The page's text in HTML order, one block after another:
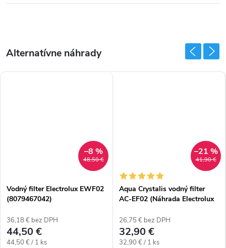
48,50 €
–8 %
Vodný filter Electrolux EWF02
(8079467042)
36,18 € bez DPH
44,50 €
Jednotková
44,50 € / 1 ks
41,90 €
–21 %
Aqua Crystalis vodný filter
AC-EF02 (Náhrada Electrolux
26,75 € bez DPH
32,90 €
Jednotková
32,90 € / 1 ks